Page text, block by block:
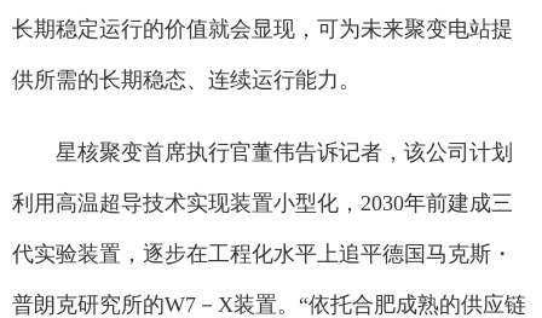
长期稳定运行的价值就会显现，可为未来聚变电站提
供所需的长期稳态、连续运行能力。
星核聚变首席执行官董伟告诉记者，该公司计划
利用高温超导技术实现装置小型化，2030年前建成三
代实验装置，逐步在工程化水平上追平德国马克斯・
普朗克研究所的W7－X装置。“依托合肥成熟的供应链